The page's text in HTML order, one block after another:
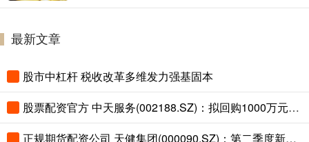
最新文章
股市中杠杆 税收改革多维发力强基固本
股票配资官方 中天服务(002188.SZ)：拟回购1000万元-1500万元公司股份
正规期货配资公司 天健集团(000090.SZ)：第二季度新签订单16亿元